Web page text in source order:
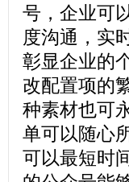
号，企业可
度沟通，实
彰显企业的
改配置项的
种素材也可
单可以随心
可以最短时